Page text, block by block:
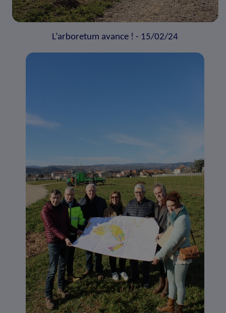
L’arboretum avance ! - 15/02/24